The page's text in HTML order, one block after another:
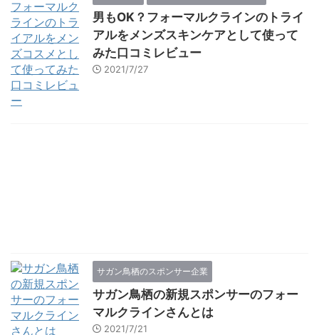
男もOK？フォーマルクラインのトライ
アルをメンズスキンケアとして使って
みた口コミレビュー
2021/7/27
サガン鳥栖のスポンサー企業
サガン鳥栖の新規スポンサーのフォー
マルクラインさんとは
2021/7/21